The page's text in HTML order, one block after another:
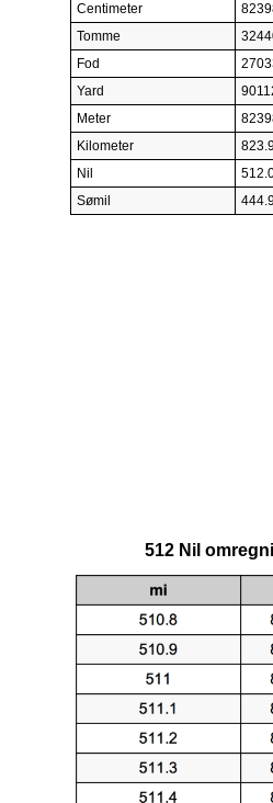
Centimeter
Tomme
Fod
Yard
Meter
Kilometer
Nil
Sømil
512 Nil